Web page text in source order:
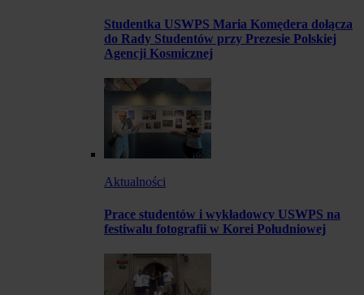
Studentka USWPS Maria Komędera dołącza
do Rady Studentów przy Prezesie Polskiej
Agencji Kosmicznej
Aktualności
Prace studentów i wykładowcy USWPS na
festiwalu fotografii w Korei Południowej